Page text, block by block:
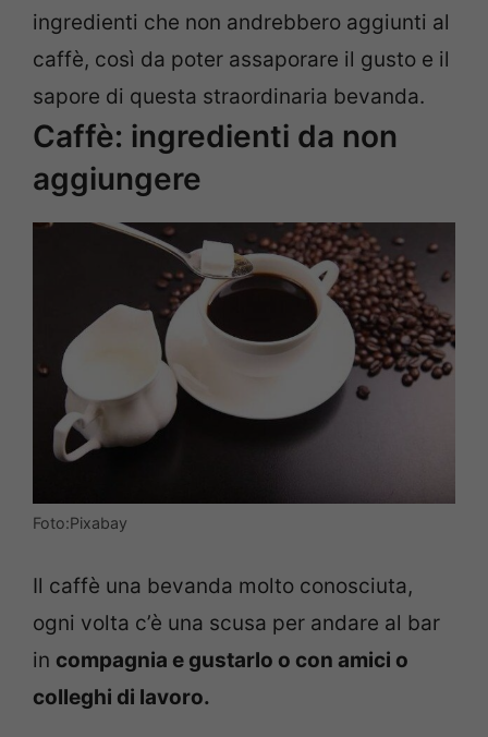
ingredienti che non andrebbero aggiunti al
caffè, così da poter assaporare il gusto e il
sapore di questa straordinaria bevanda.
Caffè: ingredienti da non
aggiungere
Foto:Pixabay
Il caffè una bevanda molto conosciuta,
ogni volta c’è una scusa per andare al bar
in compagnia e gustarlo o con amici o
colleghi di lavoro.